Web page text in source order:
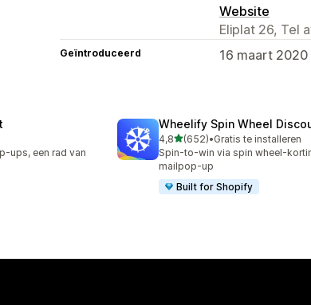
Website
Eliplat 26, Tel
Geïntroduceerd 16 maart 2020
ups, een rad van
Wheelify Spin Wheel
4,8van 5 sterren
(652)
652 recensies in totaal
•Gratis te installeren
Spin-to-win via spin wheel-
mailpop-up
Built for Shopify